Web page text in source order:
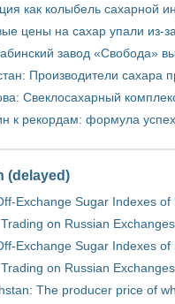
как колыбель сахарной
цены на сахар упали из-
завод «Свобода»
Производители сахара
Свеклосахарный
к рекордам: формула
(delayed)
Exchange Sugar Indexes
on Russian
Exchange Sugar Indexes
on Russian
The producer price of